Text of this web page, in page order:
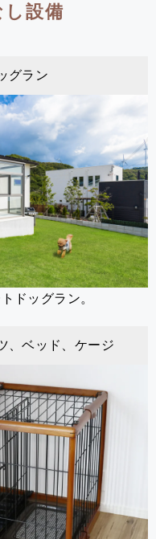
し設備
グラン
ドッグラン。
、ベッド、ケージ